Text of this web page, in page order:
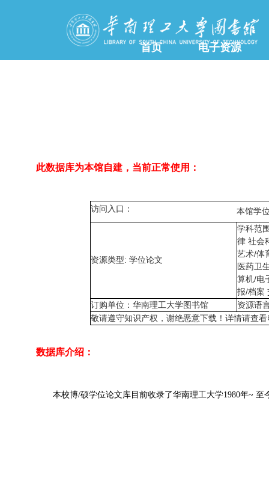
首页 电子资源
此数据库为本馆自建，当前正常使用：
访问入口： 本馆学
资源类型: 学位论文
学科范
律 社会
艺术/体
医药卫
算机/电
报/档案
订购单位：华南理工大学图书馆
资源语
敬请遵守知识产权，谢绝恶意下载！详情请查看
数据库介绍：
本校博/硕学位论文库目前收录了华南理工大学1980年~